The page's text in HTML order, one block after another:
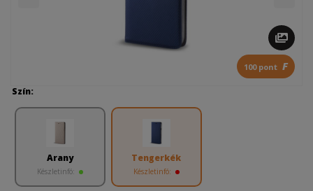
100 pont F
Szín:
Arany
Készletinfó:
Tengerkék
Készletinfó: